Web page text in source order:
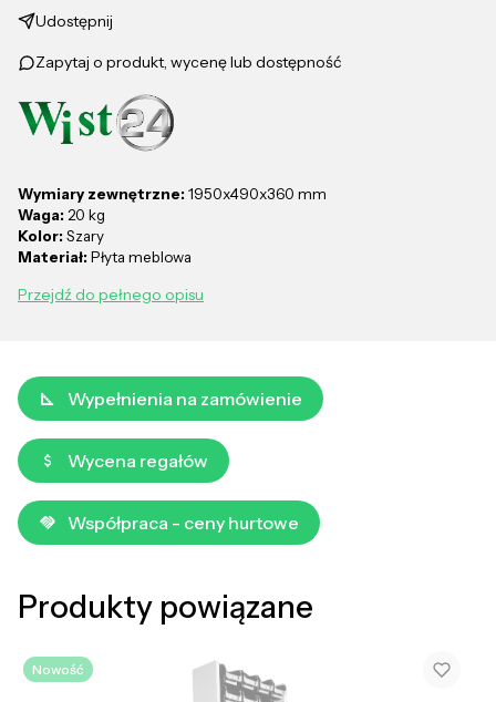
Udostępnij
Zapytaj o produkt, wycenę lub dostępność
Wymiary zewnętrzne: 1950x490x360 mm
Waga: 20 kg
Kolor: Szary
Materiał: Płyta meblowa
Przejdź do pełnego opisu
Wypełnienia na zamówienie
Wycena regałów
Współpraca - ceny hurtowe
Produkty powiązane
Nowość